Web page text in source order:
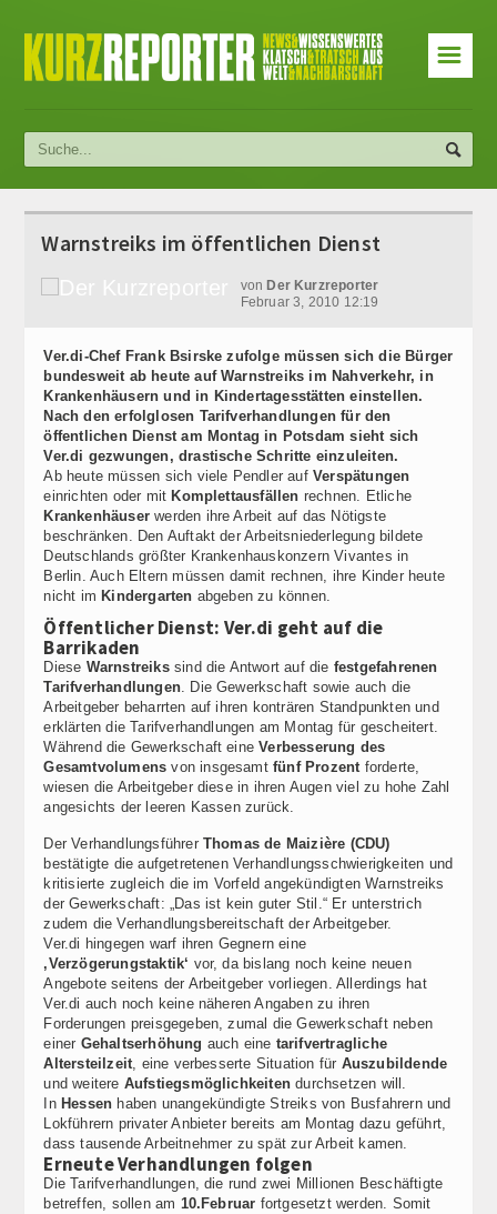
☰
Warnstreiks im öffentlichen Dienst
von Der Kurzreporter
Februar 3, 2010 12:19
Ver.di-Chef Frank Bsirske zufolge müssen sich die Bürger
bundesweit ab heute auf Warnstreiks im Nahverkehr, in
Krankenhäusern und in Kindertagesstätten einstellen.
Nach den erfolglosen Tarifverhandlungen für den
öffentlichen Dienst am Montag in Potsdam sieht sich
Ver.di gezwungen, drastische Schritte einzuleiten.
Ab heute müssen sich viele Pendler aufVerspätungen
einrichten oder mit Komplettausfällen rechnen. Etliche
Krankenhäuserwerden ihre Arbeit auf das Nötigste
beschränken. Den Auftakt der Arbeitsniederlegung bildete
Deutschlands größter Krankenhauskonzern Vivantes in
Berlin. Auch Eltern müssen damit rechnen, ihre Kinder heute
nicht im Kindergarten abgeben zu können.
Öffentlicher Dienst: Ver.di geht auf die
Barrikaden
Diese Warnstreikssind die Antwort auf die festgefahrenen
Tarifverhandlungen. Die Gewerkschaft sowie auch die
Arbeitgeber beharrten auf ihren konträren Standpunkten und
erklärten die Tarifverhandlungen am Montag für gescheitert.
Während die Gewerkschaft eineVerbesserung des
Gesamtvolumens von insgesamtfünf Prozentforderte,
wiesen die Arbeitgeber diese in ihren Augen viel zu hohe Zahl
angesichts der leeren Kassen zurück.
Der Verhandlungsführer Thomas de Maizière (CDU)
bestätigte die aufgetretenen Verhandlungsschwierigkeiten und
kritisierte zugleich die im Vorfeld angekündigten Warnstreiks
der Gewerkschaft: „Das ist kein guter Stil.“ Er unterstrich
zudem die Verhandlungsbereitschaft der Arbeitgeber.
Ver.di hingegen warf ihren Gegnern eine
‚Verzögerungstaktik‘ vor, da bislang noch keine neuen
Angebote seitens der Arbeitgeber vorliegen. Allerdings hat
Ver.di auch noch keine näheren Angaben zu ihren
Forderungen preisgegeben, zumal die Gewerkschaft neben
einer Gehaltserhöhung auch eine tarifvertragliche
Altersteilzeit, eine verbesserte Situation für Auszubildende
und weitere Aufstiegsmöglichkeiten durchsetzen will.
In Hessen haben unangekündigte Streiks von Busfahrern und
Lokführern privater Anbieter bereits am Montag dazu geführt,
dass tausende Arbeitnehmer zu spät zur Arbeit kamen.
Erneute Verhandlungen folgen
Die Tarifverhandlungen, die rund zwei Millionen Beschäftigte
betreffen, sollen am 10.Februar fortgesetzt werden. Somit